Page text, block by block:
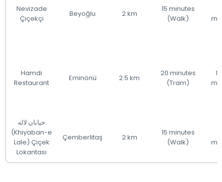
Nevizade
Çiçekçi
Beyoğlu 2 km
15 minutes
(Walk)
Hamdi
Restaurant
Eminönü 2.5 km
20 minutes
(Tram)
خیابان لاله
(Khiyaban-e
Lale) Çiçek
Lokantası
Çemberlitaş 2 km
15 minutes
(Walk)